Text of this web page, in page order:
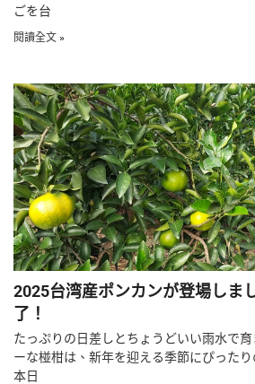
ごを台
閱讀全文 »
2025台湾産ポンカンが登場しま
了！
たっぷりの日差しとちょうどいい雨水で
ーな椪柑は、新年を迎える季節にぴった
本日